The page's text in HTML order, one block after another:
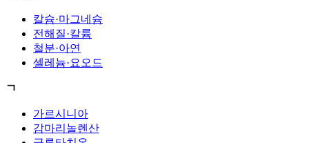
칼슘·마그네슘
전해질·칼륨
철분·아연
셀레늄·요오드
ㄱ
가르시니아
감마리놀렌산